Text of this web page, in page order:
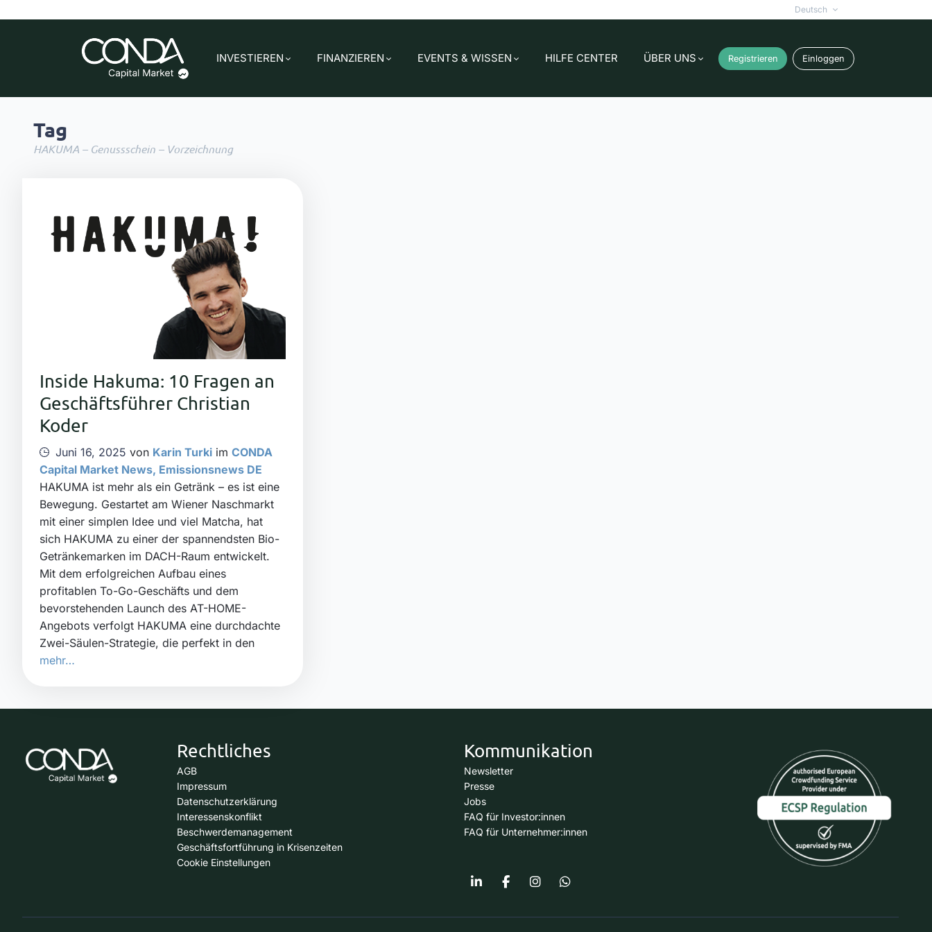
Deutsch
INVESTIEREN FINANZIEREN EVENTS & WISSEN HILFE CENTER ÜBER UNS Registrieren Einloggen
Tag
HAKUMA – Genussschein – Vorzeichnung
Inside Hakuma: 10 Fragen an
Geschäftsführer Christian
Koder
Juni 16, 2025 von Karin Turki im CONDA
Capital Market News, Emissionsnews DE
HAKUMA ist mehr als ein Getränk – es ist eine
Bewegung. Gestartet am Wiener Naschmarkt
mit einer simplen Idee und viel Matcha, hat
sich HAKUMA zu einer der spannendsten Bio-
Getränkemarken im DACH-Raum entwickelt.
Mit dem erfolgreichen Aufbau eines
profitablen To-Go-Geschäfts und dem
bevorstehenden Launch des AT-HOME-
Angebots verfolgt HAKUMA eine durchdachte
Zwei-Säulen-Strategie, die perfekt in den
mehr…
Rechtliches
AGB
Impressum
Datenschutzerklärung
Interessenskonflikt
Beschwerdemanagement
Geschäftsfortführung in Krisenzeiten
Cookie Einstellungen
Kommunikation
Newsletter
Presse
Jobs
FAQ für Investor:innen
FAQ für Unternehmer:innen